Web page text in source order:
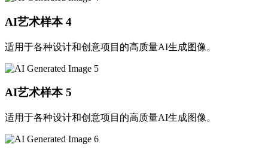
AI艺术样本 4
适用于各种设计和创意项目的高质量AI生成图像。
AI艺术样本 5
适用于各种设计和创意项目的高质量AI生成图像。